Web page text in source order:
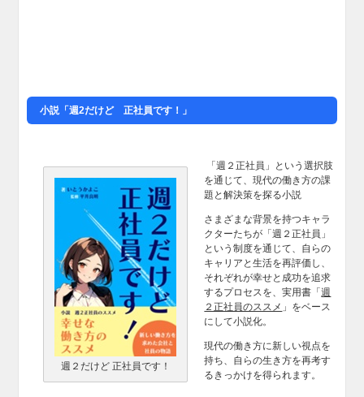
小説「週2だけど 正社員です！」
週２だけど 正社員です！
「週２正社員」という選択肢
を通じて、現代の働き方の課
題と解決策を探る小説
さまざまな背景を持つキャラ
クターたちが「週２正社員」
という制度を通じて、自らの
キャリアと生活を再評価し、
それぞれが幸せと成功を追求
するプロセスを、実用書「週
２正社員のススメ 」をベース
にして小説化。
現代の働き方に新しい視点を
持ち、自らの生き方を再考す
るきっかけを得られます。